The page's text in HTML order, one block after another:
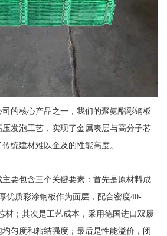
的核心产品之一，我们的聚氨酯彩钢板
发泡工艺，实现了金属表层与高分子芯
统建材难以企及的性能高度。
要包含三个关键要素：首先是原材料成
优质彩涂钢板作为面层，配合密度40-
材；其次是工艺成本，采用德国进口双履
匀度和粘结强度；最后是性能溢价，闭